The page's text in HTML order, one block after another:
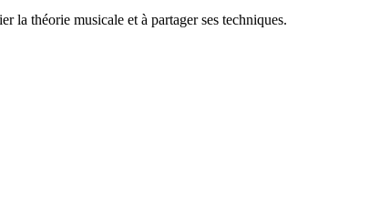
la théorie musicale et à partager ses techniques.